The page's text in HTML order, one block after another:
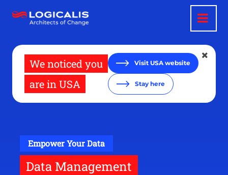
zum
Inhalt
We noticed you
are in USA
Visit USA website
Stay here
Empower Your Data
Data Management